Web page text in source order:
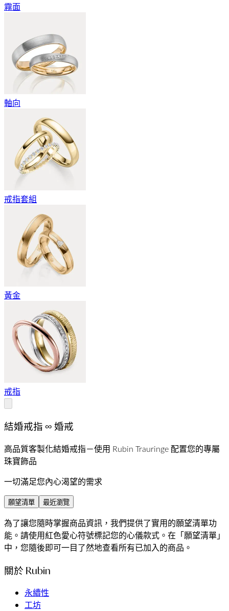
霧面
軸向
戒指套組
黃金
戒指
結婚戒指 ∞ 婚戒
高品質客製化結婚戒指－使用 Rubin Trauringe 配置您的專屬
珠寶飾品
一切滿足您內心渴望的需求
願望清單 最近瀏覽
為了讓您隨時掌握商品資訊，我們提供了實用的願望清單功
能。請使用紅色愛心符號標記您的心儀款式。在「願望清單」
中，您隨後即可一目了然地查看所有已加入的商品。
關於 Rubin
永續性
工坊